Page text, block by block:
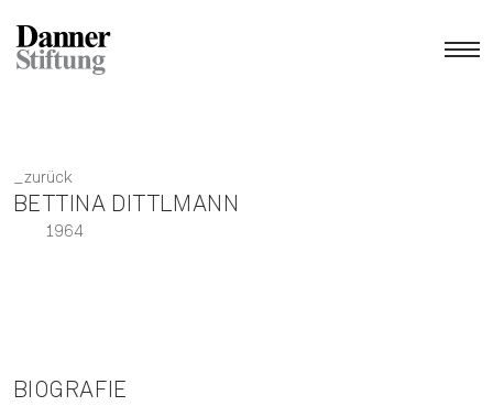
zurück
BETTINA DITTLMANN
1964
BIOGRAFIE